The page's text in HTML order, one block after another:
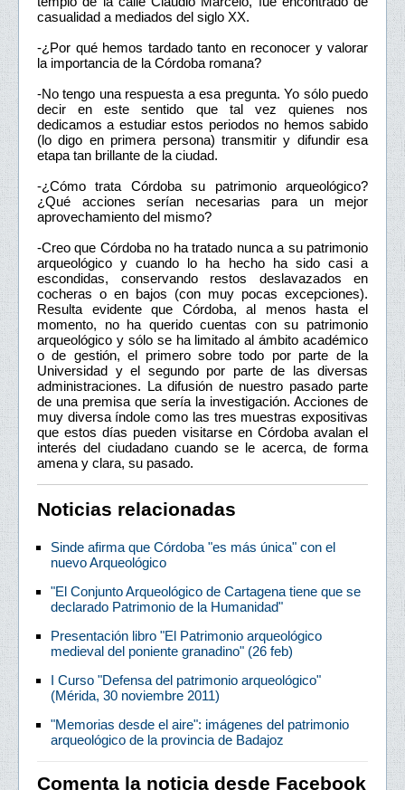
casualidad a mediados del siglo XX.
-¿Por qué hemos tardado tanto en reconocer y valorar
la importancia de la Córdoba romana?
-No tengo una respuesta a esa pregunta. Yo sólo puedo
decir en este sentido que tal vez quienes nos
dedicamos a estudiar estos periodos no hemos sabido
(lo digo en primera persona) transmitir y difundir esa
etapa tan brillante de la ciudad.
-¿Cómo trata Córdoba su patrimonio arqueológico?
¿Qué acciones serían necesarias para un mejor
aprovechamiento del mismo?
-Creo que Córdoba no ha tratado nunca a su patrimonio
arqueológico y cuando lo ha hecho ha sido casi a
escondidas, conservando restos deslavazados en
cocheras o en bajos (con muy pocas excepciones).
Resulta evidente que Córdoba, al menos hasta el
momento, no ha querido cuentas con su patrimonio
arqueológico y sólo se ha limitado al ámbito académico
o de gestión, el primero sobre todo por parte de la
Universidad y el segundo por parte de las diversas
administraciones. La difusión de nuestro pasado parte
de una premisa que sería la investigación. Acciones de
muy diversa índole como las tres muestras expositivas
que estos días pueden visitarse en Córdoba avalan el
interés del ciudadano cuando se le acerca, de forma
amena y clara, su pasado.
Noticias relacionadas
Sinde afirma que Córdoba "es más única" con el
nuevo Arqueológico
"El Conjunto Arqueológico de Cartagena tiene que se
declarado Patrimonio de la Humanidad"
Presentación libro "El Patrimonio arqueológico
medieval del poniente granadino" (26 feb)
I Curso "Defensa del patrimonio arqueológico"
(Mérida, 30 noviembre 2011)
"Memorias desde el aire": imágenes del patrimonio
arqueológico de la provincia de Badajoz
Comenta la noticia desde Facebook